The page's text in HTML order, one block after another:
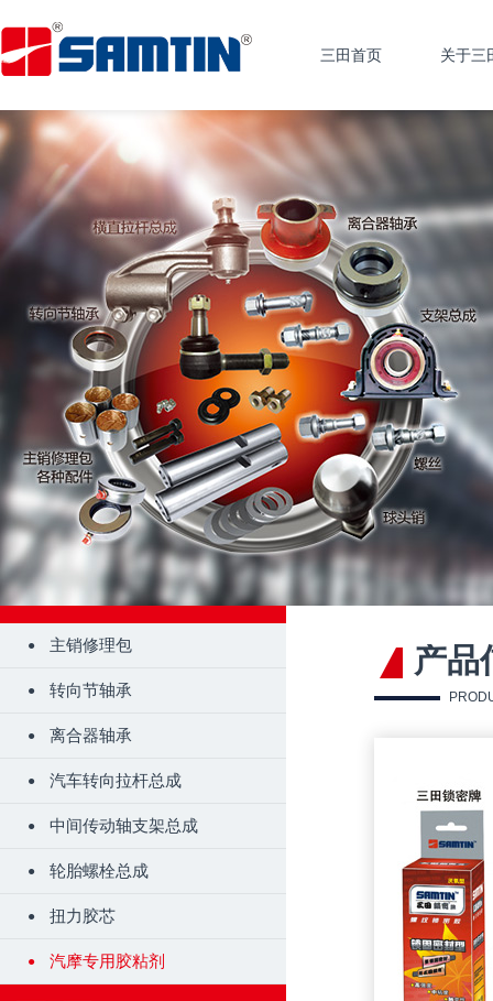
三田首页 关于三
主销修理包
转向节轴承
离合器轴承
汽车转向拉杆总成
中间传动轴支架总成
轮胎螺栓总成
扭力胶芯
汽摩专用胶粘剂
产品